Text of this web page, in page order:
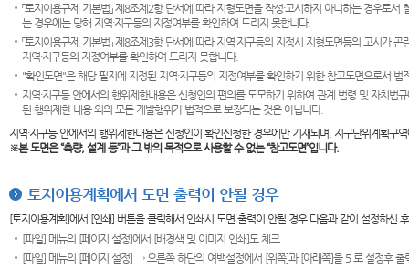
「토지이용규제 기본법」 제8조제2항 단서에 따라 지형도면을 작성·고시하지 아니하는 경우로
는 경우에는 당해 지역·지구등의 지정여부를 확인하여 드리지 못합니다.
「토지이용규제 기본법」 제8조제3항 단서에 따라 지역·지구등의 지정시 지형도면등의 고시가
지역·지구등의 지정여부를 확인하여 드리지 못합니다.
"확인도면"은 해당 필지에 지정된 지역·지구등의 지정여부를 확인하기 위한 참고도면으로서
지역·지구등 안에서의 행위제한내용은 신청인의 편의를 도모하기 위하여 관계 법령 및 자치
된 행위제한 내용 외의 모든 개발행위가 법적으로 보장되는 것은 아닙니다.
지역·지구등 안에서의 행위제한내용은 신청인이 확인신청한 경우에만 기재되며, 지구단위계획
※본 도면은“측량, 설계 등”과 그 밖의 목적으로 사용할 수 없는 “참고도면”입니다.
토지이용계획에서 도면 출력이 안될 경우
[토지이용계획]에서 [인쇄] 버튼을 클릭해서 인쇄시 도면 출력이 안될 경우 다음과 같이 설정하신
[파일] 메뉴의 [페이지 설정]에서 [배경색 및 이미지 인쇄]도 체크
[파일] 메뉴의 [페이지 설정] → 오른쪽 하단의 여백설정에서 [위쪽]과 [아래쪽]을 5 로 설정후 출